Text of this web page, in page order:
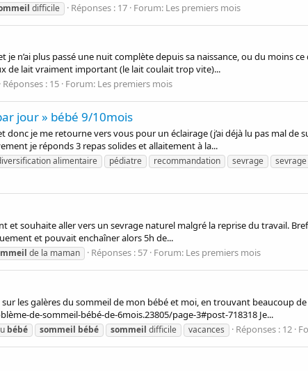
difficile Réponses : 17 Forum: Les premiers mois
n’ai plus passé une nuit complète depuis sa naissance, ou du moins
de lait vraiment important (le lait coulait trop vite)...
Réponses : 15 Forum: Les premiers mois
jour » bébé 9/10mois
je me retourne vers vous pour un éclairage (j’ai déjà lu pas mal de
je réponds 3 repas solides et allaitement à la...
alimentaire pédiatre recommandation sevrage
souhaite aller vers un sevrage naturel malgré la reprise du travail.
et pouvait enchaîner alors 5h de...
de la maman Réponses : 57 Forum: Les premiers mois
les galères du sommeil de mon bébé et moi, en trouvant beaucoup
de-sommeil-bébé-de-6mois.23805/page-3#post-718318 Je...
bébé sommeil bébé sommeil difficile vacances Réponses : 12